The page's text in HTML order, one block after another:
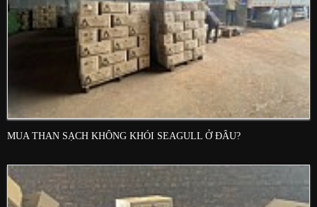
MUA THAN SẠCH KHÔNG KHÓI SEAGULL Ở ĐÂU?